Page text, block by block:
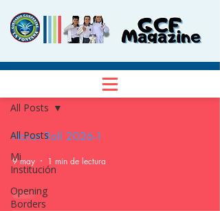
All Posts
Mi
Institución
Opening
Borders
All Posts
Honor Roll 2026-1
9 may 1 min de lectura